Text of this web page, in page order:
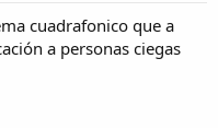
cuadrafonico que a
a personas ciegas